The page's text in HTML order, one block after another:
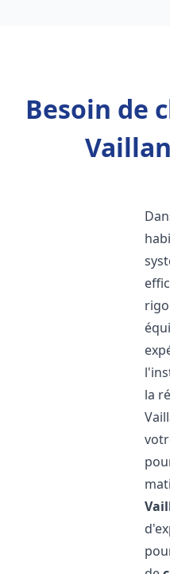
Besoin de
la